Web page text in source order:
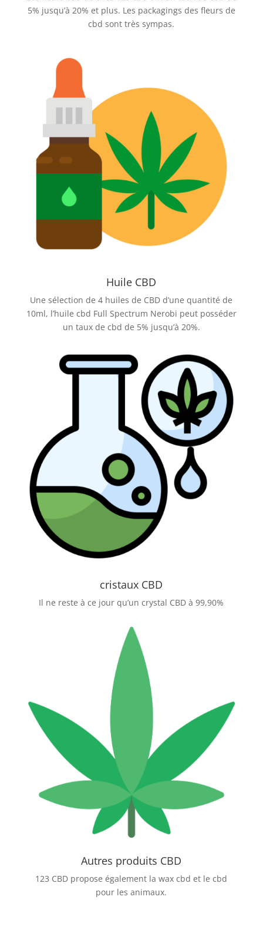
5% jusqu’à 20% et plus. Les packagings des fleurs de
cbd sont très sympas.
Huile CBD
Une sélection de 4 huiles de CBD d’une quantité de
10ml, l’huile cbd Full Spectrum Nerobi peut posséder
un taux de cbd de 5% jusqu’à 20%.
cristaux CBD
Il ne reste à ce jour qu’un crystal CBD à 99,90%
Autres produits CBD
123 CBD propose également la wax cbd et le cbd
pour les animaux.